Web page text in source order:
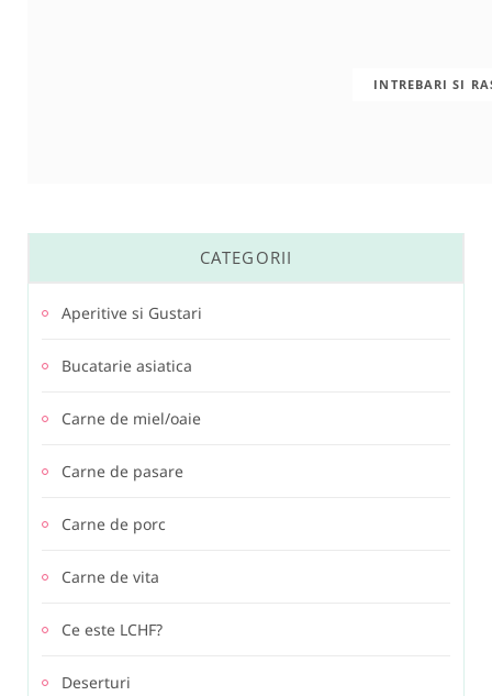
INTREBARI SI
CATEGORII
Aperitive si Gustari
Bucatarie asiatica
Carne de miel/oaie
Carne de pasare
Carne de porc
Carne de vita
Ce este LCHF?
Deserturi